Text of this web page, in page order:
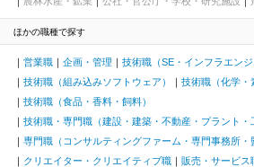
ほかの職種で探す
営業職 企画・管理
技術職（SE・インフラエン
技術職（組み込みソフトウェア）
技術職（化学・
技術職（食品・香料・飼料）
技術職・専門職（建設・建築・不動産・プラント・
専門職（コンサルティングファーム・専門事務所・
クリエイター・クリエイティブ職
販売・サービス